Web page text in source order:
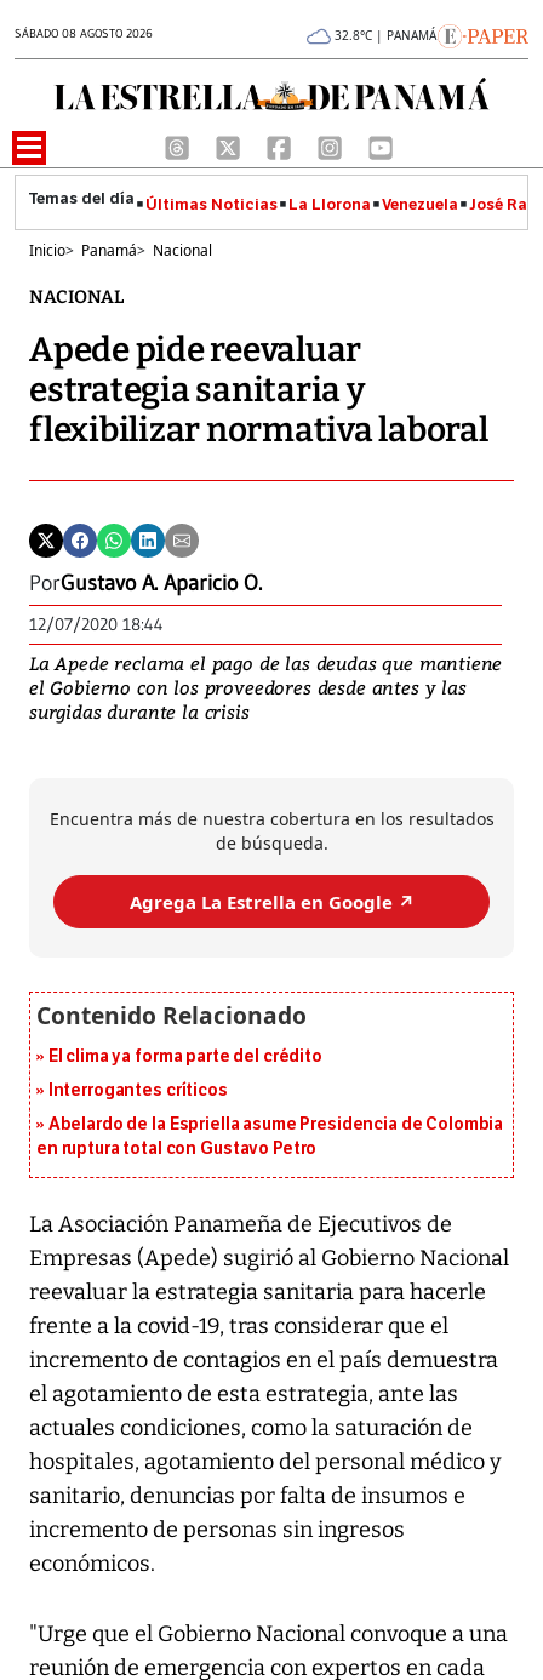
SÁBADO 08 AGOSTO 2026 32.8°C | PANAMÁ
Últimas Noticias La Llorona Venezuela José
Inicio> Panamá> Nacional
NACIONAL
Apede pide reevaluar
estrategia sanitaria y
flexibilizar normativa laboral
PorGustavo A. Aparicio O.
12/07/2020 18:44
La Apede reclama el pago de las deudas que mantiene
el Gobierno con los proveedores desde antes y las
surgidas durante la crisis
Encuentra más de nuestra cobertura en los resultados
de búsqueda.
Agrega La Estrella en Google ↗️
El clima ya forma parte del crédito
Interrogantes críticos
Abelardo de la Espriella asume Presidencia de Colombia
en ruptura total con Gustavo Petro
La Asociación Panameña de Ejecutivos de
Empresas (Apede) sugirió al Gobierno Nacional
reevaluar la estrategia sanitaria para hacerle
frente a la covid-19, tras considerar que el
incremento de contagios en el país demuestra
el agotamiento de esta estrategia, ante las
actuales condiciones, como la saturación de
hospitales, agotamiento del personal médico y
sanitario, denuncias por falta de insumos e
incremento de personas sin ingresos
económicos.
"Urge que el Gobierno Nacional convoque a una
reunión de emergencia con expertos en cada